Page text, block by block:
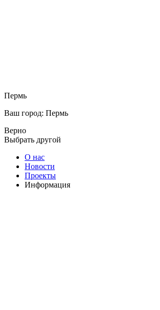
Пермь
Ваш город: Пермь
Верно
Выбрать другой
О нас
Новости
Проекты
Информация